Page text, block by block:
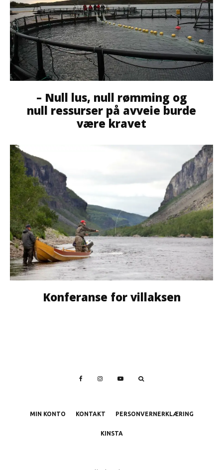
– Null lus, null rømming og
null ressurser på avveie burde
være kravet
Konferanse for villaksen
MIN KONTO KONTAKT PERSONVERNERKLÆRING
KINSTA